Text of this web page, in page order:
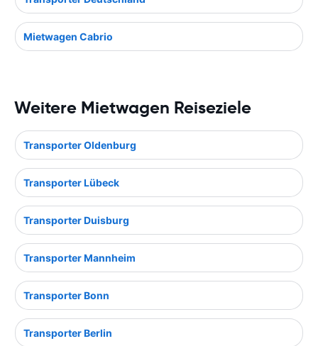
Mietwagen Cabrio
Weitere Mietwagen Reiseziele
Transporter Oldenburg
Transporter Lübeck
Transporter Duisburg
Transporter Mannheim
Transporter Bonn
Transporter Berlin